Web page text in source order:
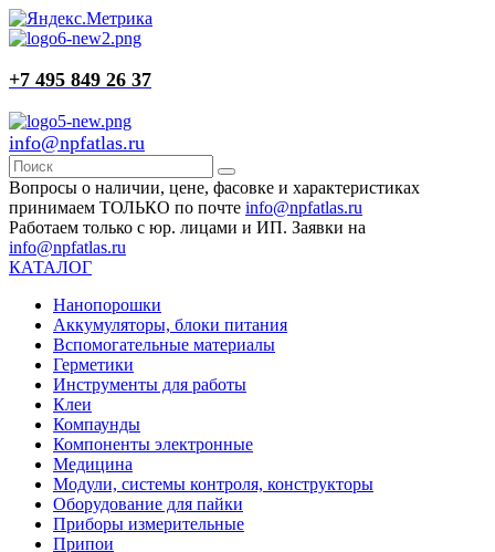
+7 495 849 26 37
info@npfatlas.ru
Вопросы о наличии, цене, фасовке и характеристиках
принимаем ТОЛЬКО по почте info@npfatlas.ru
Работаем только с юр. лицами и ИП. Заявки на
info@npfatlas.ru
КАТАЛОГ
Нанопорошки
Аккумуляторы, блоки питания
Вспомогательные материалы
Герметики
Инструменты для работы
Клеи
Компаунды
Компоненты электронные
Медицина
Модули, системы контроля, конструкторы
Оборудование для пайки
Приборы измерительные
Припои